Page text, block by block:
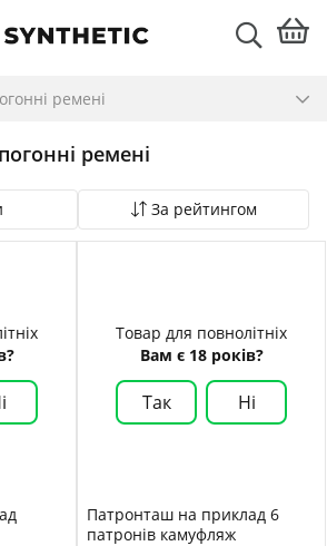
ремені
ремені
За рейтингом
Товар для повнолітніх
Вам є 18 років?
Так Ні
Патронташ на приклад 6
патронів камуфляж